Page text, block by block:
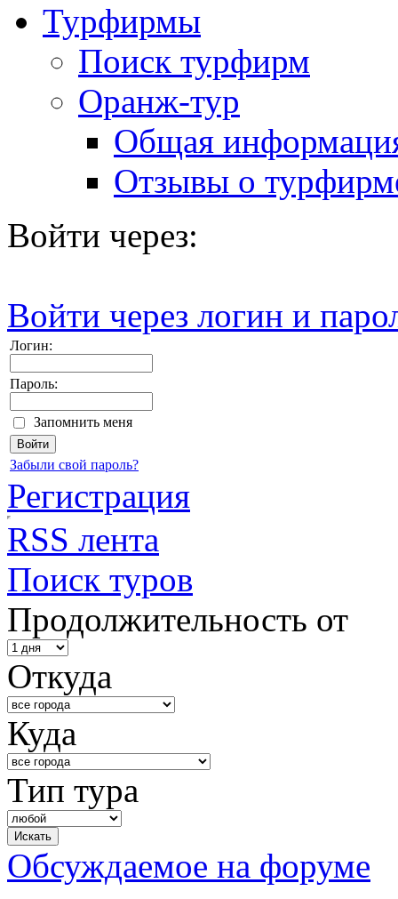
Турфирмы
Поиск турфирм
Оранж-тур
Общая
Отзывы о
Войти через:
Войти через логин и
Логин:
Пароль:
Запомнить меня
Забыли свой пароль?
Регистрация
RSS лента
Поиск туров
Продолжительность от
Откуда
Куда
Тип тура
Обсуждаемое на форуме